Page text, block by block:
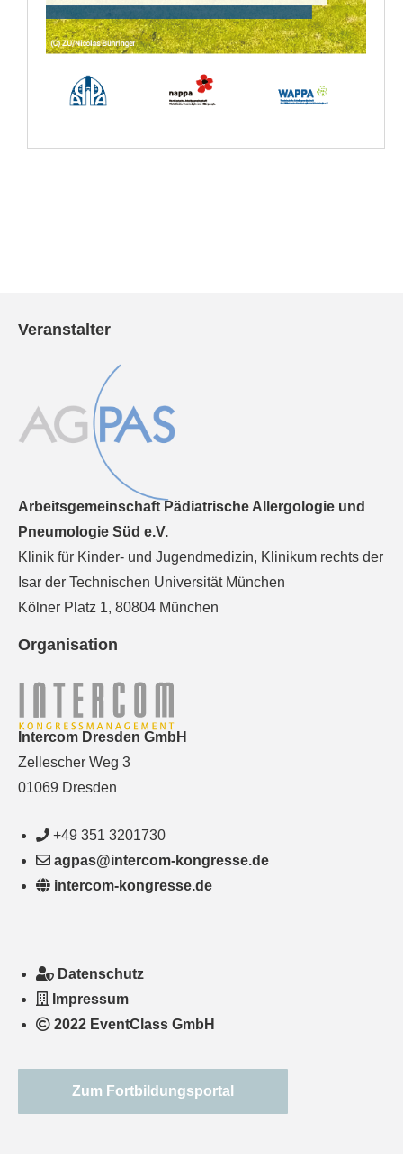
Veranstalter
Arbeitsgemeinschaft Pädiatrische Allergologie und
Pneumologie Süd e.V.
Klinik für Kinder- und Jugendmedizin, Klinikum rechts der
Isar der Technischen Universität München
Kölner Platz 1, 80804 München
Organisation
Intercom Dresden GmbH
Zellescher Weg 3
01069 Dresden
+49 351 3201730
agpas@intercom-kongresse.de
intercom-kongresse.de
Datenschutz
Impressum
2022 EventClass GmbH
Zum Fortbildungsportal